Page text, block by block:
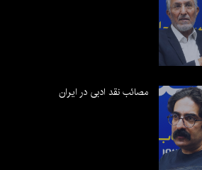
مصائب نقد ادبی در ایران